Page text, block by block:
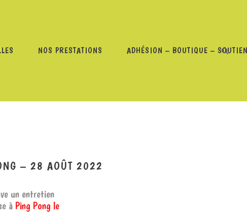
NOS PRESTATIONS ADHÉSION – BOUTIQUE –
– 28 AOÛT 2022
un entretien
à Ping Pong le